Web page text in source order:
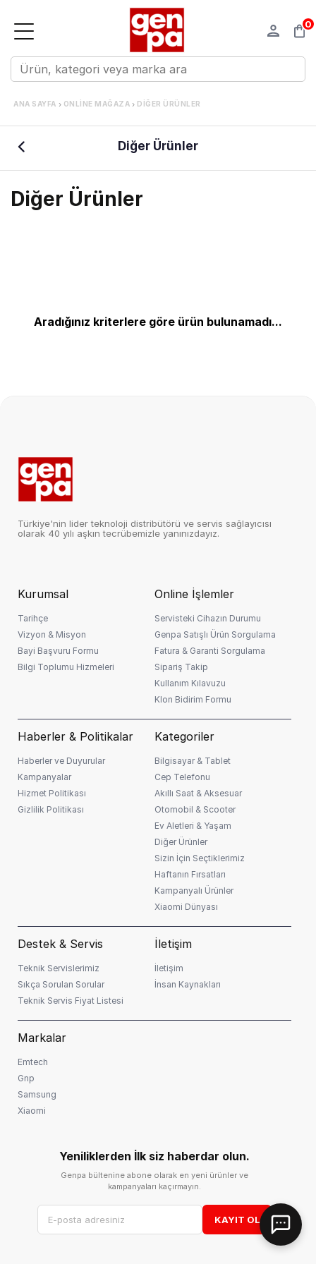
0
ANA SAYFA › ONLINE MAĞAZA › DIĞER ÜRÜNLER
Diğer Ürünler
Diğer Ürünler
Aradığınız kriterlere göre ürün bulunamadı...
Türkiye'nin lider teknoloji distribütörü ve servis sağlayıcısı
olarak 40 yılı aşkın tecrübemizle yanınızdayız.
Kurumsal
Tarihçe
Vizyon & Misyon
Bayi Başvuru Formu
Bilgi Toplumu Hizmeleri
Online İşlemler
Servisteki Cihazın Durumu
Genpa Satışlı Ürün Sorgulama
Fatura & Garanti Sorgulama
Sipariş Takip
Kullanım Kılavuzu
Klon Bidirim Formu
Haberler & Politikalar
Haberler ve Duyurular
Kampanyalar
Hizmet Politikası
Gizlilik Politikası
Kategoriler
Bilgisayar & Tablet
Cep Telefonu
Akıllı Saat & Aksesuar
Otomobil & Scooter
Ev Aletleri & Yaşam
Diğer Ürünler
Sizin İçin Seçtiklerimiz
Haftanın Fırsatları
Kampanyalı Ürünler
Xiaomi Dünyası
Destek & Servis
Teknik Servislerimiz
Sıkça Sorulan Sorular
Teknik Servis Fiyat Listesi
İletişim
İletişim
İnsan Kaynakları
Markalar
Emtech
Gnp
Samsung
Xiaomi
Yeniliklerden İlk siz haberdar olun.
Genpa bültenine abone olarak en yeni ürünler ve
kampanyaları kaçırmayın.
KAYIT OL